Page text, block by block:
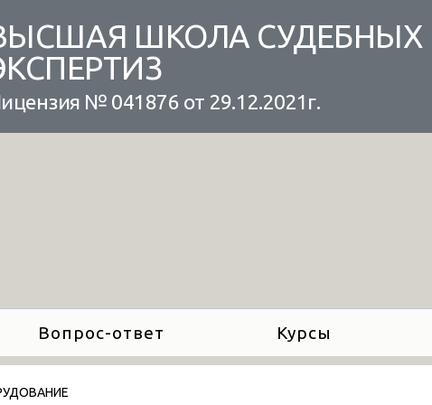
ШКОЛА СУДЕБНЫХ
№ 041876 от 29.12.2021г.
Вопрос-ответ Курсы